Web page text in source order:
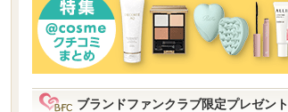
ブランドファンクラブ限定プレゼント